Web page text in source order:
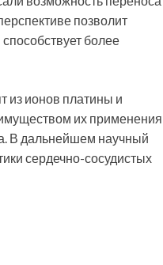
позволит
более
из ионов платины и
их применения
В дальнейшем научный
сердечно-сосудистых